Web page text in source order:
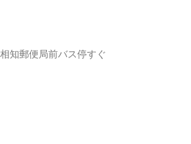
知郵便局前バス停すぐ